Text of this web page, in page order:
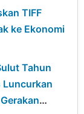
TIFF
ke Ekonomi
Tahun
Luncurkan